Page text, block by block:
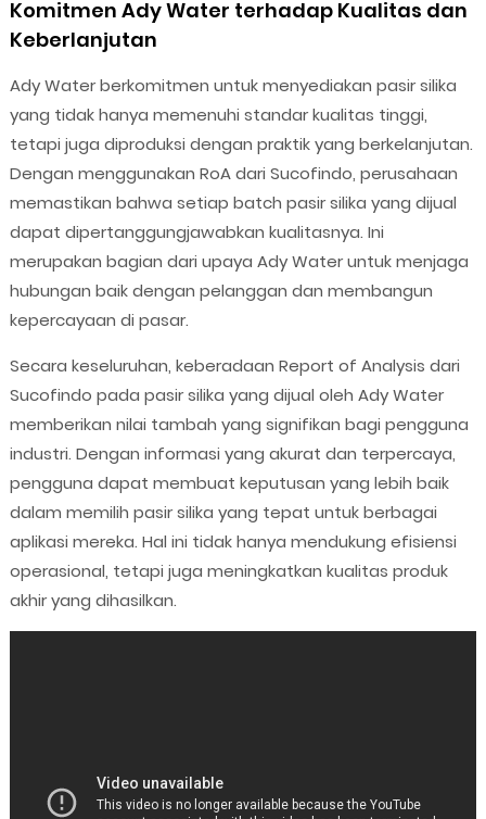
Komitmen Ady Water terhadap Kualitas dan
Keberlanjutan
Ady Water berkomitmen untuk menyediakan pasir silika
yang tidak hanya memenuhi standar kualitas tinggi,
tetapi juga diproduksi dengan praktik yang berkelanjutan.
Dengan menggunakan RoA dari Sucofindo, perusahaan
memastikan bahwa setiap batch pasir silika yang dijual
dapat dipertanggungjawabkan kualitasnya. Ini
merupakan bagian dari upaya Ady Water untuk menjaga
hubungan baik dengan pelanggan dan membangun
kepercayaan di pasar.
Secara keseluruhan, keberadaan Report of Analysis dari
Sucofindo pada pasir silika yang dijual oleh Ady Water
memberikan nilai tambah yang signifikan bagi pengguna
industri. Dengan informasi yang akurat dan terpercaya,
pengguna dapat membuat keputusan yang lebih baik
dalam memilih pasir silika yang tepat untuk berbagai
aplikasi mereka. Hal ini tidak hanya mendukung efisiensi
operasional, tetapi juga meningkatkan kualitas produk
akhir yang dihasilkan.